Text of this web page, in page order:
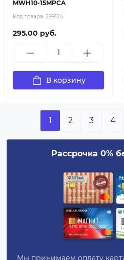
MWH10-15MPCA
Код товара: 299124
295.00 руб.
В корзину
1 2 3 4
Рассрочка 0%
Мы принимаем оплату